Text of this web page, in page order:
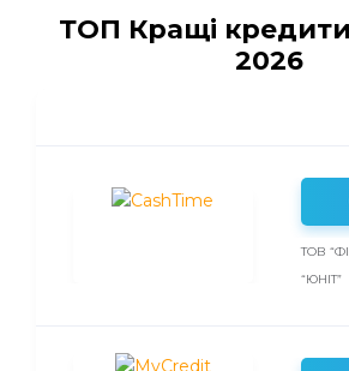
ТОП Кращі кредити
2026
ТОВ
“ЮНІТ”